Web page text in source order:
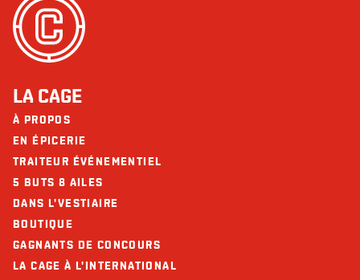
LA CAGE
À PROPOS
EN ÉPICERIE
TRAITEUR ÉVÉNEMENTIEL
5 BUTS 8 AILES
DANS L'VESTIAIRE
BOUTIQUE
GAGNANTS DE CONCOURS
LA CAGE À L'INTERNATIONAL